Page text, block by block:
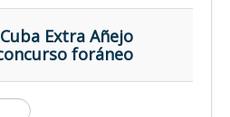
Extra Añejo
foráneo